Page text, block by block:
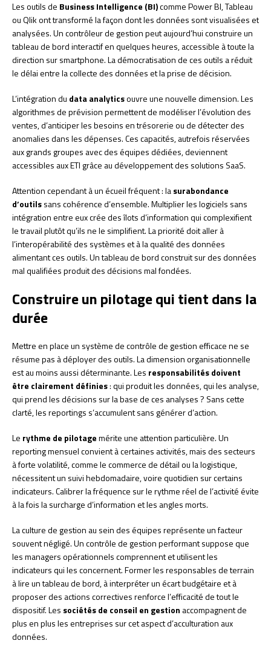
Les outils de Business Intelligence (BI)comme Power BI, Tableau
ou Qlik ont transformé la façon dont les données sont visualisées et
analysées. Un contrôleur de gestion peut aujourd’hui construire un
tableau de bord interactif en quelques heures, accessible à toute la
direction sur smartphone. La démocratisation de ces outils a réduit
le délai entre la collecte des données et la prise de décision.
L’intégration du data analyticsouvre une nouvelle dimension. Les
algorithmes de prévision permettent de modéliser l’évolution des
ventes, d’anticiper les besoins en trésorerie ou de détecter des
anomalies dans les dépenses. Ces capacités, autrefois réservées
aux grands groupes avec des équipes dédiées, deviennent
accessibles aux ETI grâce au développement des solutions SaaS.
Attention cependant à un écueil fréquent : lasurabondance
d’outilssans cohérence d’ensemble. Multiplier les logiciels sans
intégration entre eux crée des îlots d’information qui complexifient
le travail plutôt qu’ils ne le simplifient. La priorité doit aller à
l’interopérabilité des systèmes et à la qualité des données
alimentant ces outils. Un tableau de bord construit sur des données
mal qualifiées produit des décisions mal fondées.
Construire un pilotage qui tient dans la
durée
Mettre en place un système de contrôle de gestion efficace ne se
résume pas à déployer des outils. La dimension organisationnelle
est au moins aussi déterminante. Les responsabilités doivent
être clairement définies: qui produit les données, qui les analyse,
qui prend les décisions sur la base de ces analyses ? Sans cette
clarté, les reportings s’accumulent sans générer d’action.
Le rythme de pilotagemérite une attention particulière. Un
reporting mensuel convient à certaines activités, mais des secteurs
à forte volatilité, comme le commerce de détail ou la logistique,
nécessitent un suivi hebdomadaire, voire quotidien sur certains
indicateurs. Calibrer la fréquence sur le rythme réel de l’activité évite
à la fois la surcharge d’information et les angles morts.
La culture de gestion au sein des équipes représente un facteur
souvent négligé. Un contrôle de gestion performant suppose que
les managers opérationnels comprennent et utilisent les
indicateurs qui les concernent. Former les responsables de terrain
à lire un tableau de bord, à interpréter un écart budgétaire et à
proposer des actions correctives renforce l’efficacité de tout le
dispositif. Les sociétés de conseil en gestion accompagnent de
plus en plus les entreprises sur cet aspect d’acculturation aux
données.